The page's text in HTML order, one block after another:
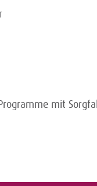
mit